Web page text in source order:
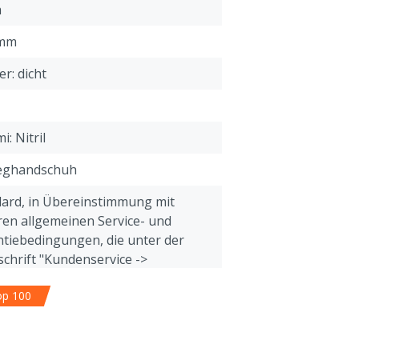
dicht
Nitril
in Übereinstimmung mit
allgemeinen Service- und
die unter der
"Kundenservice ->
aufgeführt sind.
100